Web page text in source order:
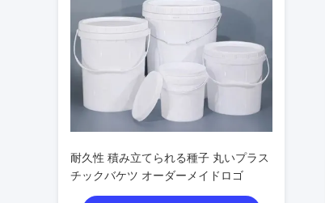
耐久性 積み立てられる種子 丸いプラス
チックバケツ オーダーメイドロゴ